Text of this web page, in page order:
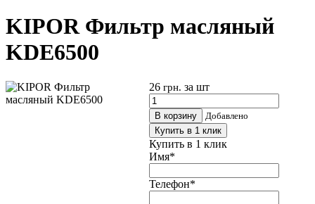
KIPOR Фильтр масляный
KDE6500
26 грн. за шт
В корзину
Добавлено
Купить в 1 клик
Купить в 1 клик
Имя*
Телефон*